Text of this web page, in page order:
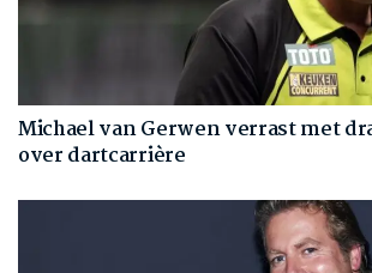
Michael van Gerwen verrast met
over dartcarrière